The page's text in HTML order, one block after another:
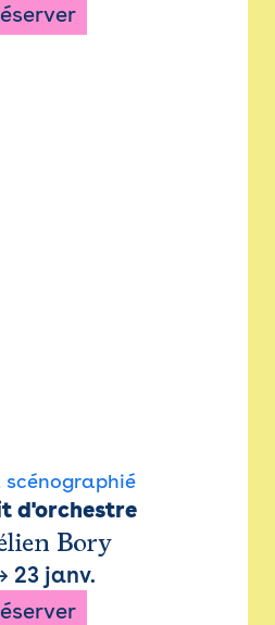
d'orchestre
Bory
23 janv.